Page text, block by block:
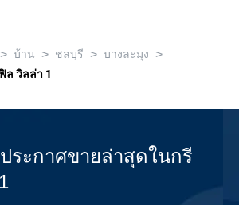
> บ้าน > ชลบุรี > บางละมุง >
ล วิลล่า 1
ระกาศขายล่าสุดในกรี